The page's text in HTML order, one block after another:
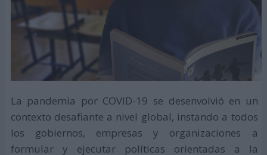
La pandemia por COVID-19 se desenvolvió en un
contexto desafiante a nivel global, instando a todos
los gobiernos, empresas y organizaciones a
formular y ejecutar políticas orientadas a la